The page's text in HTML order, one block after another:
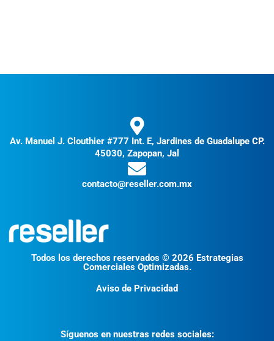
Av. Manuel J. Clouthier #777 Int. E, Jardines de Guadalupe CP.
45030, Zapopan, Jal
contacto@reseller.com.mx
Todos los derechos reservados © 2026 Estrategias
Comerciales Optimizadas.
Aviso de Privacidad
Síguenos en nuestras redes sociales: